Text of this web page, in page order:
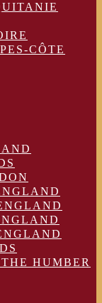
CÔTE
HUMBER